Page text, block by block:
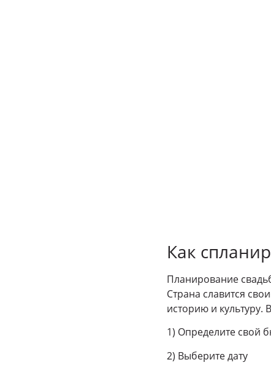
Как
Планирование
Страна славится
историю и культуру.
1) Определите свой
2) Выберите дату